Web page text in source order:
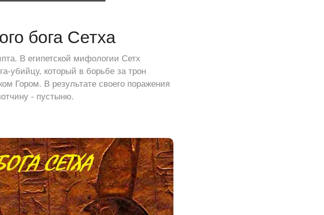
бога Сетха
В египетской мифологии Сетх
убийцу, который в борьбе за трон
Гором. В результате своего поражения
- пустыню.